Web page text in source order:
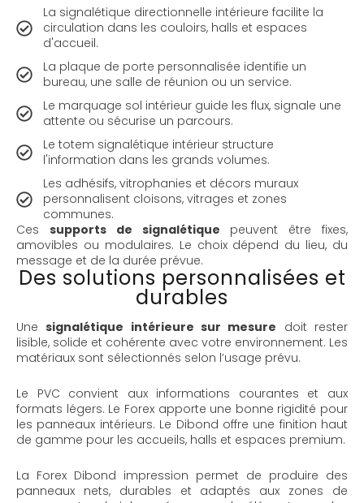
La signalétique directionnelle intérieure facilite la
circulation dans les couloirs, halls et espaces
d'accueil.
La plaque de porte personnalisée identifie un
bureau, une salle de réunion ou un service.
Le marquage sol intérieur guide les flux, signale une
attente ou sécurise un parcours.
Le totem signalétique intérieur structure
l'information dans les grands volumes.
Les adhésifs, vitrophanies et décors muraux
personnalisent cloisons, vitrages et zones
communes.
Ces supports de signalétique peuvent être fixes,
amovibles ou modulaires. Le choix dépend du lieu, du
message et de la durée prévue.
Des solutions personnalisées et
durables
Unesignalétique intérieure sur mesure doit rester
lisible, solide et cohérente avec votre environnement. Les
matériaux sont sélectionnés selon l’usage prévu.
Le PVC convient aux informations courantes et aux
formats légers. Le Forex apporte une bonne rigidité pour
les panneaux intérieurs. Le Dibond offre une finition haut
de gamme pour les accueils, halls et espaces premium.
La Forex Dibond impression permet de produire des
panneaux nets, durables et adaptés aux zones de